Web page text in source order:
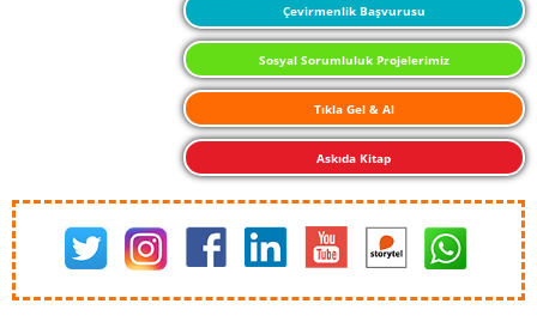
Çevirmenlik Başvurusu
Sosyal Sorumluluk Projelerimiz
Tıkla Gel & Al
Askıda Kitap